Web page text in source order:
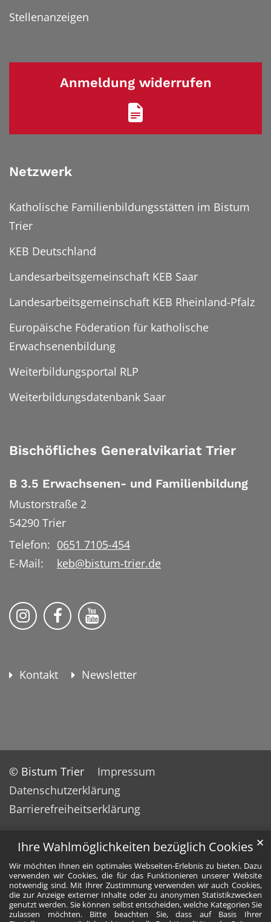
Ihre Wahlmöglichkeiten bezüglich Cookies
Wir möchten Ihnen ein optimales Webseiten-Erlebnis zu bieten. Dazu
verwenden wir Cookies, die für das Funktionieren unserer Website
notwendig sind. Mit Ihrer Zustimmung verwenden wir auch Cookies,
die zur Anzeige externer Inhalte oder zu anonymen Statistikzwecken
genutzt werden. Sie können selbst entscheiden, welche Kategorien Sie
zulassen möchten. Bitte beachten Sie, dass auf Basis Ihrer
✕
Stellenanzeigen
Anmeldung widerrufen
Netzwerk
Katholische Familienbildungsstätten im Bistum
Trier
KEB Deutschland
Landesarbeitsgemeinschaft KEB Saar
Landesarbeitsgemeinschaft KEB Rheinland-Pfalz
Europäische Föderation für katholische
Erwachsenenbildung
Weiterbildungsportal RLP
Weiterbildungsdatenbank Saar
Bischöfliches Generalvikariat Trier
B 3.5 Erwachsenen- und Familienbildung
Mustorstraße 2
54290 Trier
Telefon: 0651 7105-454
E-Mail:
keb@bistum-trier.de
KEB Bildung Leben auf Instagram
KEB Bildung Leben auf Facebook
KEB Bildung Leben auf
Kontakt Newsletter
© Bistum Trier
Impressum
Datenschutzerklärung
Barrierefreiheitserklärung